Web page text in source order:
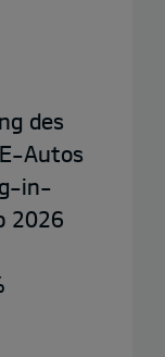
des
Autos
in-
2026